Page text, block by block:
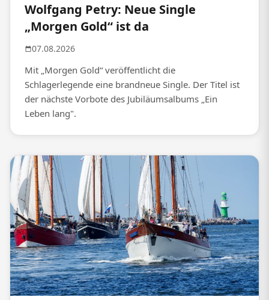
Wolfgang Petry: Neue Single
„Morgen Gold“ ist da
07.08.2026
Mit „Morgen Gold“ veröffentlicht die
Schlagerlegende eine brandneue Single. Der Titel ist
der nächste Vorbote des Jubiläumsalbums „Ein
Leben lang".